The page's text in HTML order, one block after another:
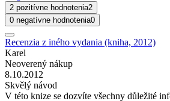
2 pozitívne hodnotenia2
0 negatívne hodnotenia0
Recenzia z iného vydania (kniha, 2012)
Karel
Neoverený nákup
8.10.2012
Skvělý návod
V této knize se dozvíte všechny důležité